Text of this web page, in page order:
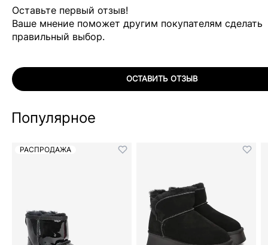
Оставьте первый отзыв!
Ваше мнение поможет другим покупателям сделать
правильный выбор.
ОСТАВИТЬ ОТЗЫВ
Популярное
РАСПРОДАЖА